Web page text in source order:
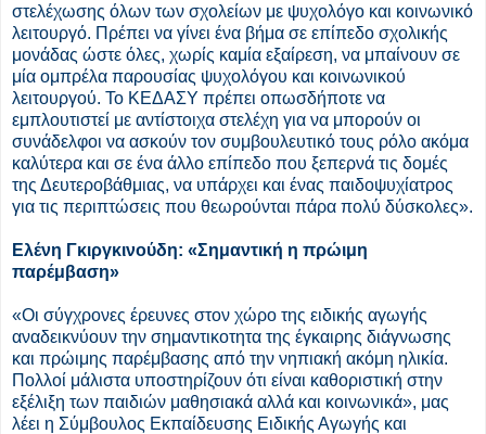
στελέχωσης όλων των σχολείων με ψυχολόγο και κοινωνικό
λειτουργό. Πρέπει να γίνει ένα βήμα σε επίπεδο σχολικής
μονάδας ώστε όλες, χωρίς καμία εξαίρεση, να μπαίνουν σε
μία ομπρέλα παρουσίας ψυχολόγου και κοινωνικού
λειτουργού. Το ΚΕΔΑΣΥ πρέπει οπωσδήποτε να
εμπλουτιστεί με αντίστοιχα στελέχη για να μπορούν οι
συνάδελφοι να ασκούν τον συμβουλευτικό τους ρόλο ακόμα
καλύτερα και σε ένα άλλο επίπεδο που ξεπερνά τις δομές
της Δευτεροβάθμιας, να υπάρχει και ένας παιδοψυχίατρος
για τις περιπτώσεις που θεωρούνται πάρα πολύ δύσκολες».
Ελένη Γκιργκινούδη: «Σημαντική η πρώιμη
παρέμβαση»
«Οι σύγχρονες έρευνες στον χώρο της ειδικής αγωγής
αναδεικνύουν την σημαντικοτητα της έγκαιρης διάγνωσης
και πρώιμης παρέμβασης από την νηπιακή ακόμη ηλικία.
Πολλοί μάλιστα υποστηρίζουν ότι είναι καθοριστική στην
εξέλιξη των παιδιών μαθησιακά αλλά και κοινωνικά», μας
λέει η Σύμβουλος Εκπαίδευσης Ειδικής Αγωγής και